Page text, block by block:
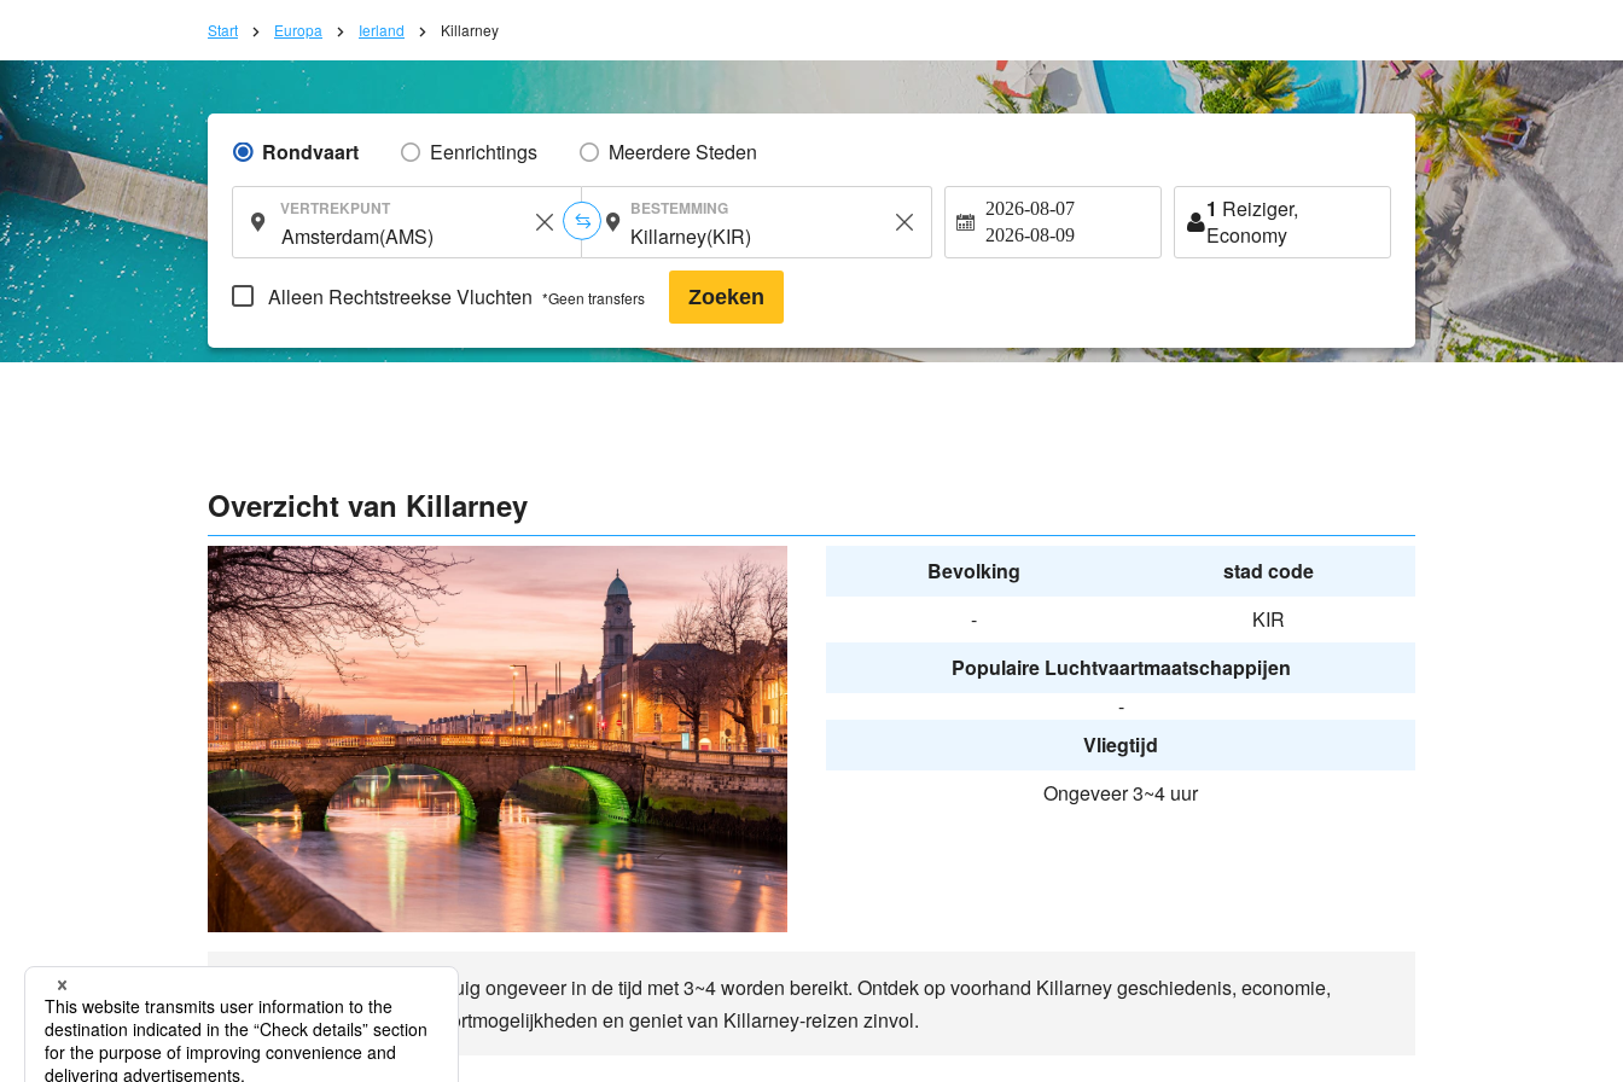
Start Europa Ierland Killarney
Rondvaart Eenrichtings Meerdere Steden
VERTREKPUNT BESTEMMING 2026-08-07
2026-08-09
1 Reiziger,
Economy
Alleen Rechtstreekse Vluchten *Geen transfers Zoeken
Overzicht van Killarney
Bevolking
stad code
-
KIR
Populaire Luchtvaartmaatschappijen
-
Vliegtijd
Ongeveer 3~4 uur
Tot Killarney kan per vliegtuig ongeveer in de tijd met 3~4 worden bereikt. Ontdek op voorhand Killarney geschiedenis, economie,
klimaat, belangrijke transportmogelijkheden en geniet van Killarney-reizen zinvol.